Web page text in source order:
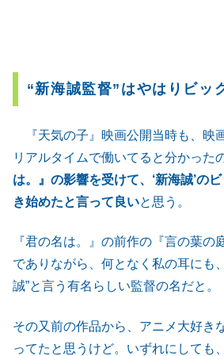
“新海誠監督”はやはりビッ
『天気の子』映画公開当時も、映
リアルタイムで働いてると分かった
は。』の影響を受けて、‘新海誠’の
き始めたと言って良いと思う。
『君の名は。』の前作の『言の葉の
でありながら、何となく私の耳にも
誠”と言う有名らしい監督の名だと
その又前の作品から、アニメ大好き
ってたと思うけど。いずれにしても